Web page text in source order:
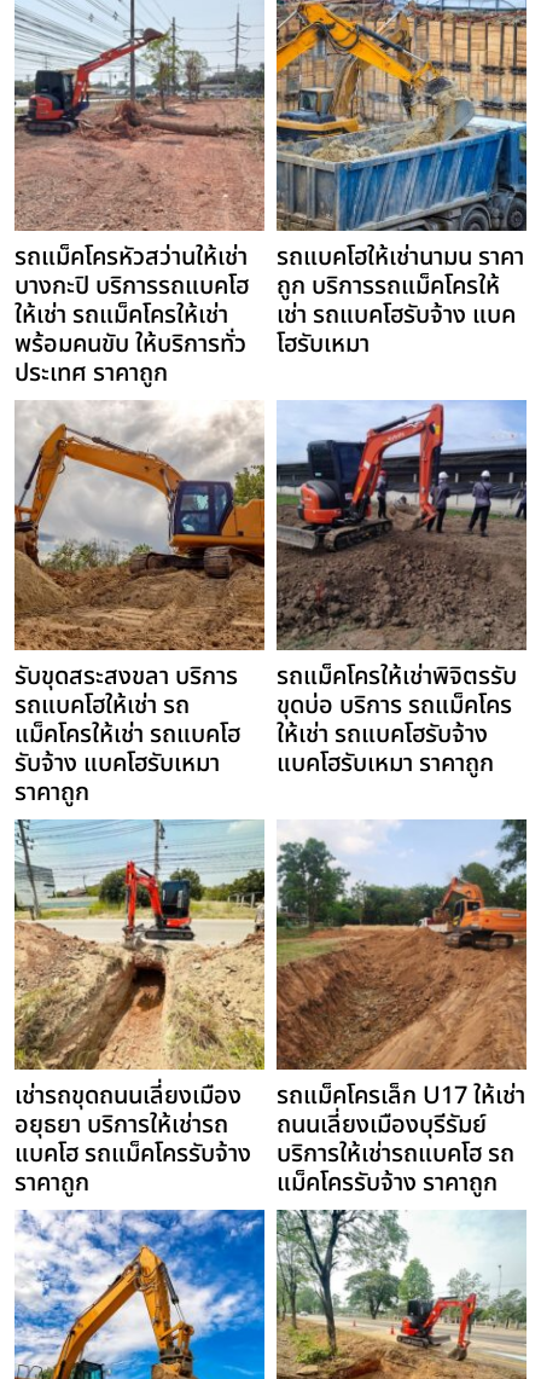
รถแม็คโครหัวสว่านให้เช่า
บางกะปิ บริการรถแบคโฮ
ให้เช่า รถแม็คโครให้เช่า
พร้อมคนขับ ให้บริการทั่ว
ประเทศ ราคาถูก
รถแบคโฮให้เช่านามน ราคา
ถูก บริการรถแม็คโครให้
เช่า รถแบคโฮรับจ้าง แบค
โฮรับเหมา
รับขุดสระสงขลา บริการ
รถแบคโฮให้เช่า รถ
แม็คโครให้เช่า รถแบคโฮ
รับจ้าง แบคโฮรับเหมา
ราคาถูก
รถแม็คโครให้เช่าพิจิตรรับ
ขุดบ่อ บริการ รถแม็คโคร
ให้เช่า รถแบคโฮรับจ้าง
แบคโฮรับเหมา ราคาถูก
เช่ารถขุดถนนเลี่ยงเมือง
อยุธยา บริการให้เช่ารถ
แบคโฮ รถแม็คโครรับจ้าง
ราคาถูก
รถแม็คโครเล็ก U17 ให้เช่า
ถนนเลี่ยงเมืองบุรีรัมย์
บริการให้เช่ารถแบคโฮ รถ
แม็คโครรับจ้าง ราคาถูก